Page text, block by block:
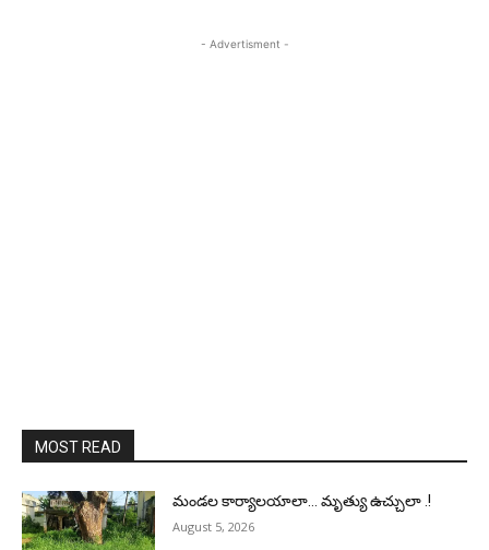
- Advertisment -
MOST READ
మండల కార్యాలయాలా… మృత్యు ఉచ్చులా .!
August 5, 2026